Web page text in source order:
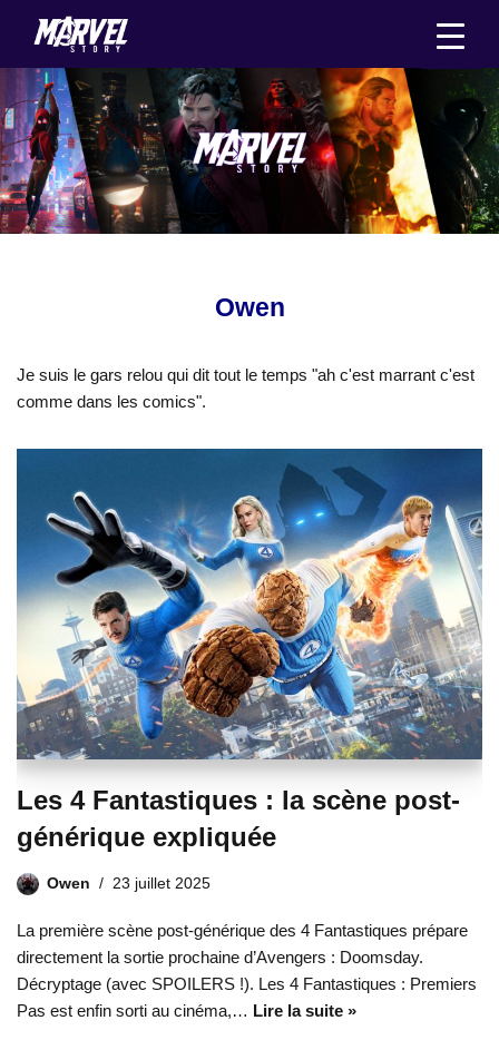
au
contenu
Owen
Je suis le gars relou qui dit tout le temps "ah c'est marrant c'est
comme dans les comics".
Les 4 Fantastiques : la scène post-
générique expliquée
Owen 23 juillet 2025
La première scène post-générique des 4 Fantastiques prépare
directement la sortie prochaine d’Avengers : Doomsday.
Décryptage (avec SPOILERS !). Les 4 Fantastiques : Premiers
Pas est enfin sorti au cinéma,… Lire la suite »